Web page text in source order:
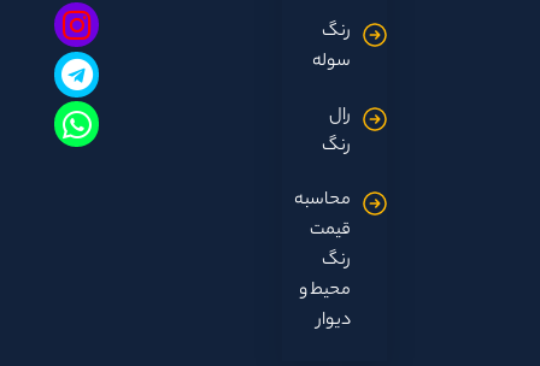
رنگ
سوله
رال
رنگ
محاسبه
قیمت
رنگ
محیط و
دیوار